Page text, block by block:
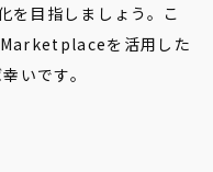
を目指しましょう。こ
を活用した
いです。